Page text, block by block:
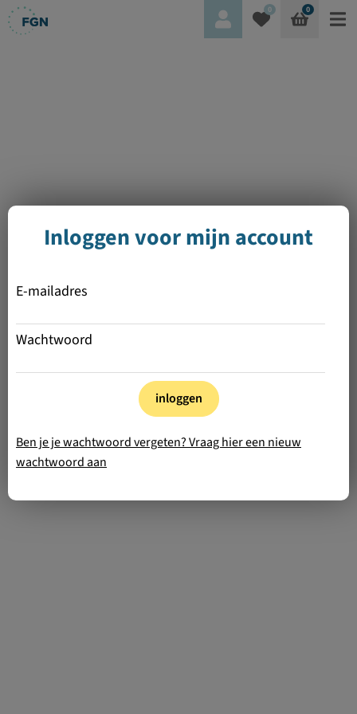
0 0
Inloggen voor mijn account
E-mailadres
Wachtwoord
inloggen
Ben je je wachtwoord vergeten? Vraag hier een nieuw
wachtwoord aan